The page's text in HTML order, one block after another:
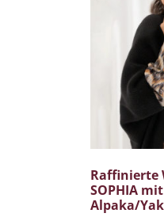
Raffinierte
SOPHIA
Alpaka/